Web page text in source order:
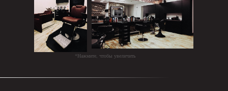
*Нажмите, чтобы увеличить